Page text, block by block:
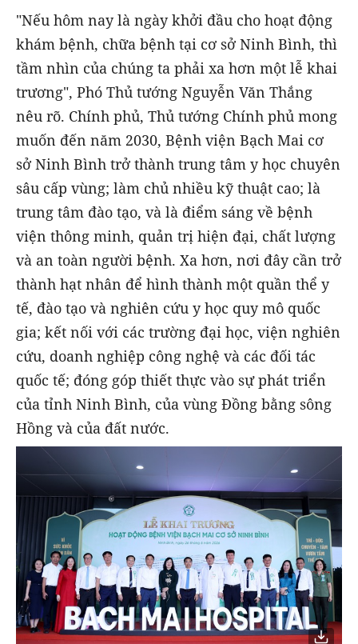
"Nếu hôm nay là ngày khởi đầu cho hoạt động
khám bệnh, chữa bệnh tại cơ sở Ninh Bình, thì
tầm nhìn của chúng ta phải xa hơn một lễ khai
trương", Phó Thủ tướng Nguyễn Văn Thắng
nêu rõ. Chính phủ, Thủ tướng Chính phủ mong
muốn đến năm 2030, Bệnh viện Bạch Mai cơ
sở Ninh Bình trở thành trung tâm y học chuyên
sâu cấp vùng; làm chủ nhiều kỹ thuật cao; là
trung tâm đào tạo, và là điểm sáng về bệnh
viện thông minh, quản trị hiện đại, chất lượng
và an toàn người bệnh. Xa hơn, nơi đây cần trở
thành hạt nhân để hình thành một quần thể y
tế, đào tạo và nghiên cứu y học quy mô quốc
gia; kết nối với các trường đại học, viện nghiên
cứu, doanh nghiệp công nghệ và các đối tác
quốc tế; đóng góp thiết thực vào sự phát triển
của tỉnh Ninh Bình, của vùng Đồng bằng sông
Hồng và của đất nước.